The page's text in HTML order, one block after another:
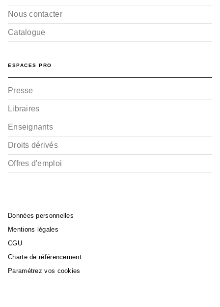
Nous contacter
Catalogue
ESPACES PRO
Presse
Libraires
Enseignants
Droits dérivés
Offres d'emploi
Données personnelles
Mentions légales
CGU
Charte de référencement
Paramétrez vos cookies